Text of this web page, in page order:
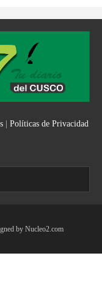
| Políticas de Privacidad
by Nucleo2.com